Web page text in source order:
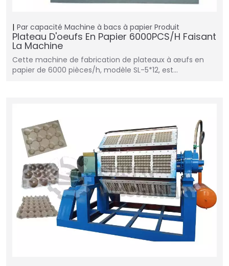
Par capacité Machine à bacs à papier Produit
Plateau D'oeufs En Papier 6000PCS/H Faisant
La Machine
Cette machine de fabrication de plateaux à œufs en
papier de 6000 pièces/h, modèle SL-5*12, est…